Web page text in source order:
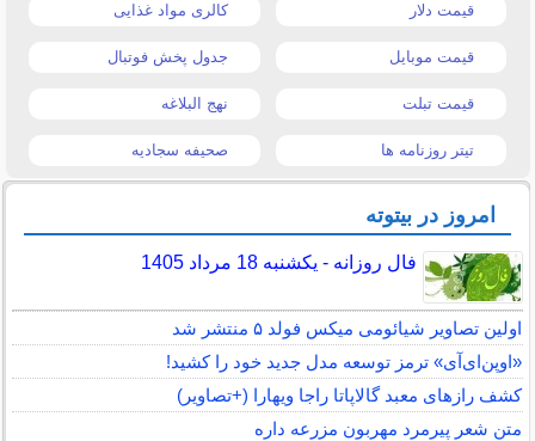
قیمت دلار کالری مواد غذایی
قیمت موبایل جدول پخش فوتبال
قیمت تبلت نهج البلاغه
تیتر روزنامه ها صحیفه سجادیه
امروز در بیتوته
فال روزانه - یکشنبه 18 مرداد 1405
اولین تصاویر شیائومی میکس فولد ۵ منتشر شد
«اوپن‌ای‌آی» ترمز توسعه مدل جدید خود را کشید!
کشف رازهای معبد گالاپاتا راجا ویهارا (+تصاویر)
متن شعر پیرمرد مهربون مزرعه داره